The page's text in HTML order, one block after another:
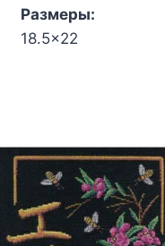
Размеры:
18.5x22